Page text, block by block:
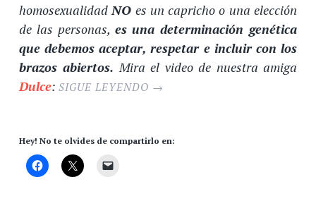
homosexualidad NO es un capricho o una elección
de las personas, es una determinación genética
que debemos aceptar, respetar e incluir con los
brazos abiertos. Mira el video de nuestra amiga
Dulce: SIGUE LEYENDO →
Hey! No te olvides de compartirlo en: